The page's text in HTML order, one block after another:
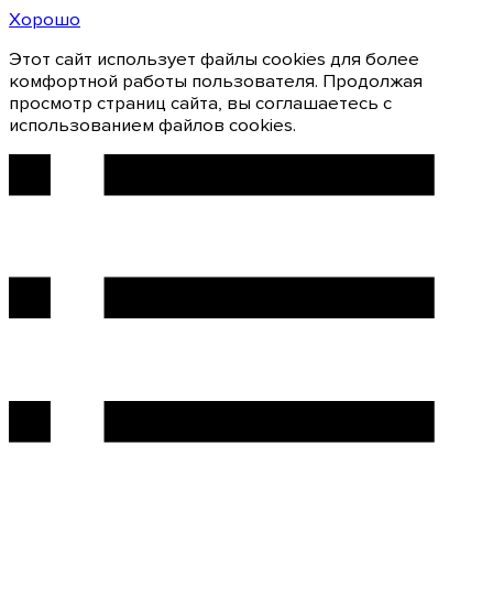
Хорошо
Этот сайт использует файлы cookies для более
комфортной работы пользователя. Продолжая
просмотр страниц сайта, вы соглашаетесь с
использованием файлов cookies.